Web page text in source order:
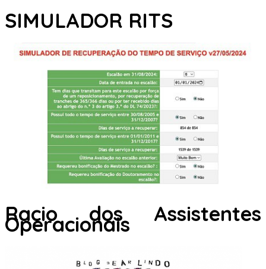
SIMULADOR RITS
Racio dos Assistentes
Operacionais